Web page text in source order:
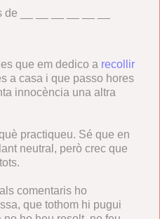
__ __ __ __ __ __
que em dedico a recollir
a casa i que passo hores
innocència una altra
practiqueu. Sé que en
neutral, però crec que
comentaris ho
que tothom hi pugui